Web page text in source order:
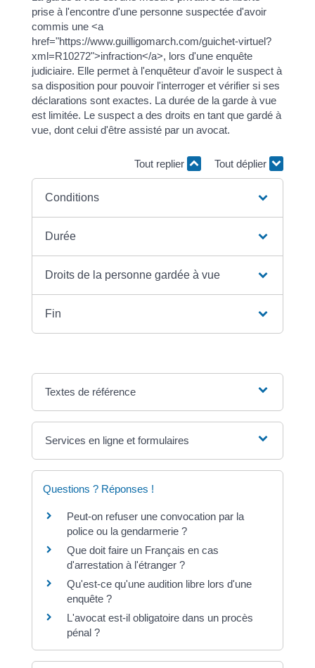
prise à l'encontre d'une personne suspectée d'avoir
commis une <a
href="https://www.guilligomarch.com/guichet-virtuel?
xml=R10272">infraction</a>, lors d'une enquête
judiciaire. Elle permet à l'enquêteur d'avoir le suspect à
sa disposition pour pouvoir l'interroger et vérifier si ses
déclarations sont exactes. La durée de la garde à vue
est limitée. Le suspect a des droits en tant que gardé à
vue, dont celui d'être assisté par un avocat.
Tout replier Tout déplier
Conditions
Durée
Droits de la personne gardée à vue
Fin
Textes de référence
Services en ligne et formulaires
Questions ? Réponses !
Peut-on refuser une convocation par la
police ou la gendarmerie ?
Que doit faire un Français en cas
d'arrestation à l'étranger ?
Qu'est-ce qu'une audition libre lors d'une
enquête ?
L'avocat est-il obligatoire dans un procès
pénal ?